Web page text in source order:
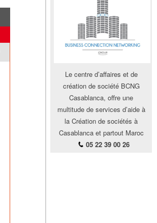
Le centre d’affaires et de
création de société BCNG
Casablanca, offre une
multitude de services d’aide à
la Création de sociétés à
Casablanca et partout Maroc
05 22 39 00 26